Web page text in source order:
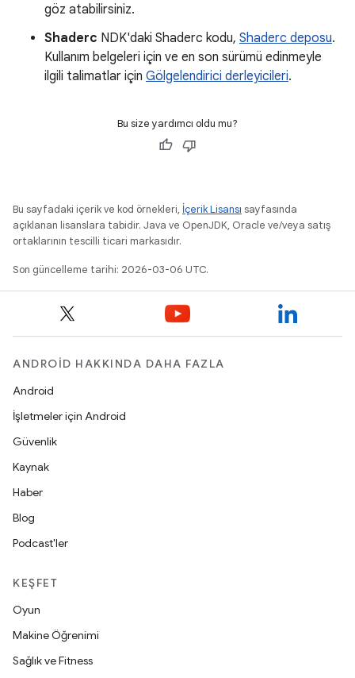
göz atabilirsiniz.
Shaderc NDK'daki Shaderc kodu, Shaderc deposu.
Kullanım belgeleri için ve en son sürümü edinmeyle
ilgili talimatlar için Gölgelendirici derleyicileri.
Bu size yardımcı oldu mu?
Bu sayfadaki içerik ve kod örnekleri, İçerik Lisansı sayfasında
açıklanan lisanslara tabidir. Java ve OpenJDK, Oracle ve/veya satış
ortaklarının tescilli ticari markasıdır.
Son güncelleme tarihi: 2026-03-06 UTC.
ANDROID HAKKINDA DAHA FAZLA
Android
İşletmeler için Android
Güvenlik
Kaynak
Haber
Blog
Podcast'ler
KEŞFET
Oyun
Makine Öğrenimi
Sağlık ve Fitness